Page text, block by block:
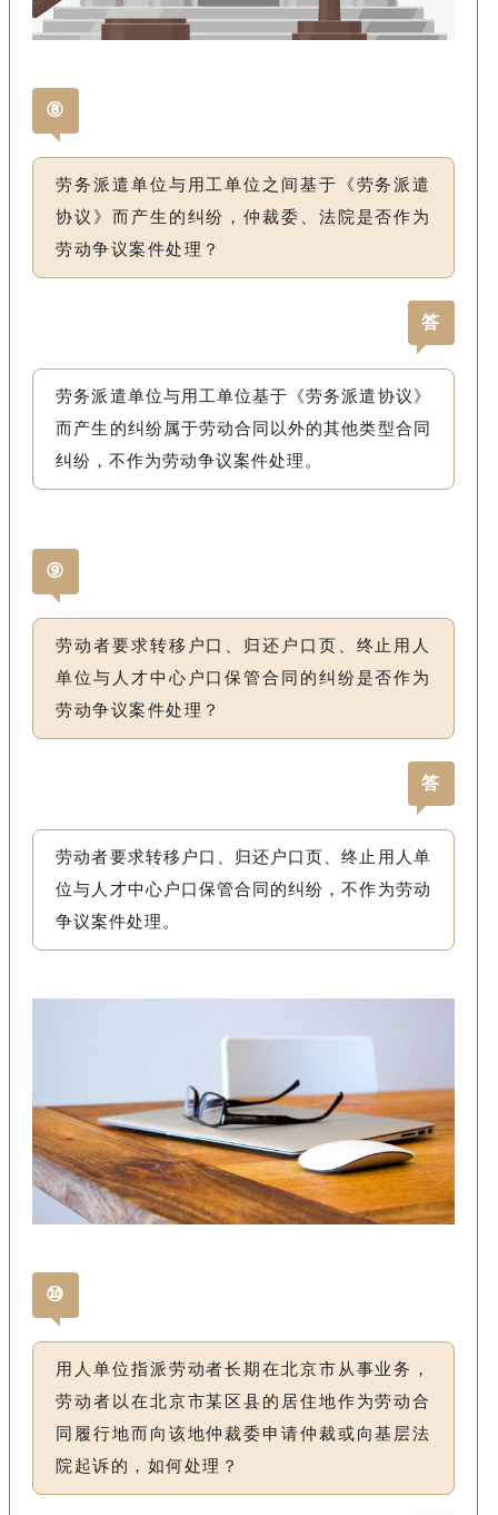
⑧
劳务派遣单位与用工单位之间基于《劳务派遣
协议》而产生的纠纷，仲裁委、法院是否作为
劳动争议案件处理？
答
劳务派遣单位与用工单位基于《劳务派遣协议》
而产生的纠纷属于劳动合同以外的其他类型合同
纠纷，不作为劳动争议案件处理。
⑨
劳动者要求转移户口、归还户口页、终止用人
单位与人才中心户口保管合同的纠纷是否作为
劳动争议案件处理？
答
劳动者要求转移户口、归还户口页、终止用人单
位与人才中心户口保管合同的纠纷，不作为劳动
争议案件处理。
⑩
用人单位指派劳动者长期在北京市从事业务，
劳动者以在北京市某区县的居住地作为劳动合
同履行地而向该地仲裁委申请仲裁或向基层法
院起诉的，如何处理？